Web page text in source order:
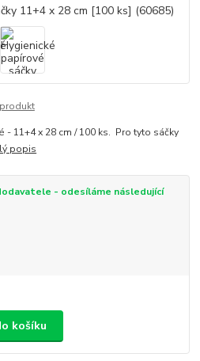
11+4 x 28 cm / 100 ks. Pro tyto sáčky
popis
- odesíláme následující
košíku